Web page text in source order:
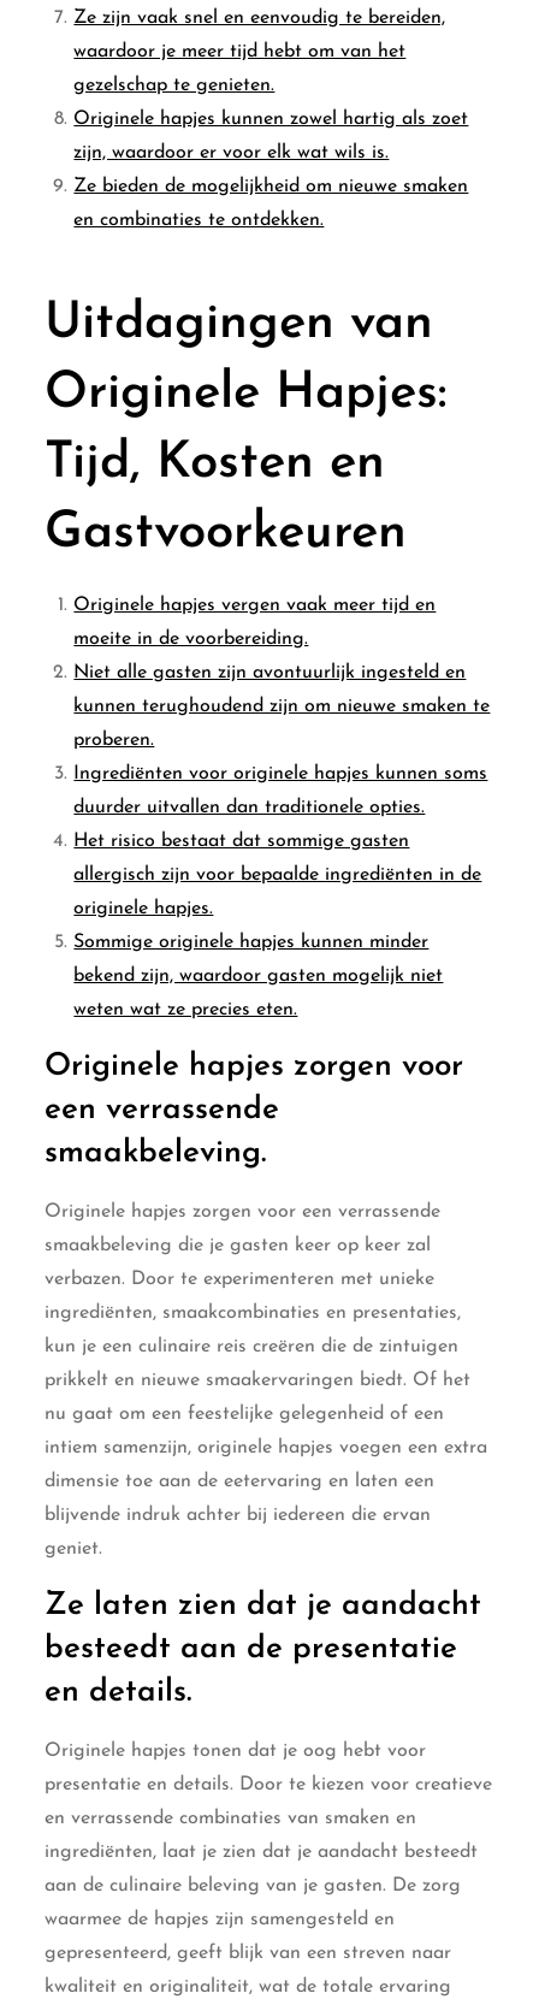
Ze zijn vaak snel en eenvoudig te bereiden,
waardoor je meer tijd hebt om van het
gezelschap te genieten.
Originele hapjes kunnen zowel hartig als zoet
zijn, waardoor er voor elk wat wils is.
Ze bieden de mogelijkheid om nieuwe smaken
en combinaties te ontdekken.
Uitdagingen van
Originele Hapjes:
Tijd, Kosten en
Gastvoorkeuren
Originele hapjes vergen vaak meer tijd en
moeite in de voorbereiding.
Niet alle gasten zijn avontuurlijk ingesteld en
kunnen terughoudend zijn om nieuwe smaken te
proberen.
Ingrediënten voor originele hapjes kunnen soms
duurder uitvallen dan traditionele opties.
Het risico bestaat dat sommige gasten
allergisch zijn voor bepaalde ingrediënten in de
originele hapjes.
Sommige originele hapjes kunnen minder
bekend zijn, waardoor gasten mogelijk niet
weten wat ze precies eten.
Originele hapjes zorgen voor
een verrassende
smaakbeleving.
Originele hapjes zorgen voor een verrassende
smaakbeleving die je gasten keer op keer zal
verbazen. Door te experimenteren met unieke
ingrediënten, smaakcombinaties en presentaties,
kun je een culinaire reis creëren die de zintuigen
prikkelt en nieuwe smaakervaringen biedt. Of het
nu gaat om een feestelijke gelegenheid of een
intiem samenzijn, originele hapjes voegen een extra
dimensie toe aan de eetervaring en laten een
blijvende indruk achter bij iedereen die ervan
geniet.
Ze laten zien dat je aandacht
besteedt aan de presentatie
en details.
Originele hapjes tonen dat je oog hebt voor
presentatie en details. Door te kiezen voor creatieve
en verrassende combinaties van smaken en
ingrediënten, laat je zien dat je aandacht besteedt
aan de culinaire beleving van je gasten. De zorg
waarmee de hapjes zijn samengesteld en
gepresenteerd, geeft blijk van een streven naar
kwaliteit en originaliteit, wat de totale ervaring